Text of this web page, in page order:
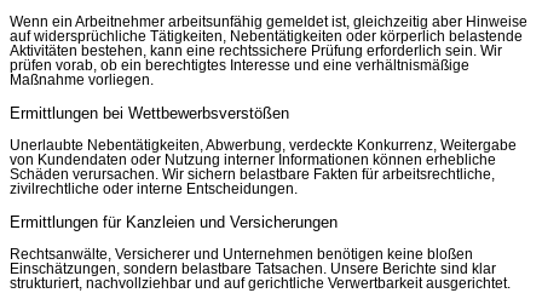
Wenn ein Arbeitnehmer arbeitsunfähig gemeldet ist, gleichzeitig aber Hinweise
auf widersprüchliche Tätigkeiten, Nebentätigkeiten oder körperlich belastende
Aktivitäten bestehen, kann eine rechtssichere Prüfung erforderlich sein. Wir
prüfen vorab, ob ein berechtigtes Interesse und eine verhältnismäßige
Maßnahme vorliegen.
Ermittlungen bei Wettbewerbsverstößen
Unerlaubte Nebentätigkeiten, Abwerbung, verdeckte Konkurrenz, Weitergabe
von Kundendaten oder Nutzung interner Informationen können erhebliche
Schäden verursachen. Wir sichern belastbare Fakten für arbeitsrechtliche,
zivilrechtliche oder interne Entscheidungen.
Ermittlungen für Kanzleien und Versicherungen
Rechtsanwälte, Versicherer und Unternehmen benötigen keine bloßen
Einschätzungen, sondern belastbare Tatsachen. Unsere Berichte sind klar
strukturiert, nachvollziehbar und auf gerichtliche Verwertbarkeit ausgerichtet.